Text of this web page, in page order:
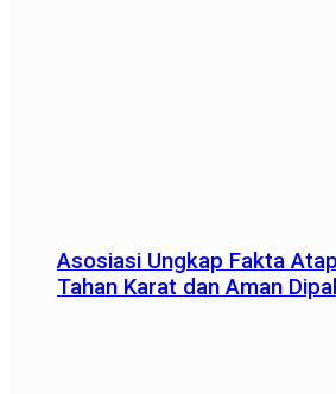
Asosiasi Ungkap Fakta
Tahan Karat dan Aman